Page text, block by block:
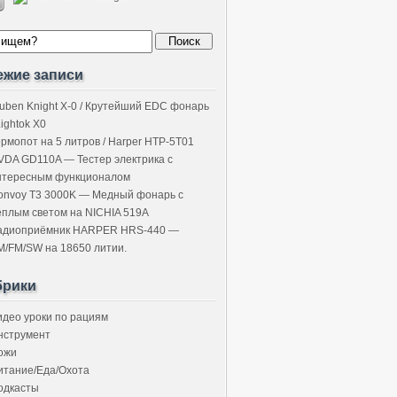
записи
Knight X-0 / Крутейший EDC фонарь
X0
на 5 литров / Harper HTP-5T01
GD110A — Тестер электрика с
функционалом
T3 3000K — Медный фонарь с
светом на NICHIA 519A
HARPER HRS-440 —
FM/SW на 18650 литии.
уроки по рациям
Еда/Охота